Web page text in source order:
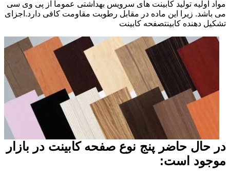
مواد اولیه تولید کابینت های سرویس بهداشتی عموماً از پی وی سی
می باشد. زیرا این ماده در مقابل رطوبت مقاومت کافی دارد.اجزای
تشکیل دهنده کابینتصفحه کابینت
در حال حاضر پنج نوع صفحه کابینت در بازار
موجود است: